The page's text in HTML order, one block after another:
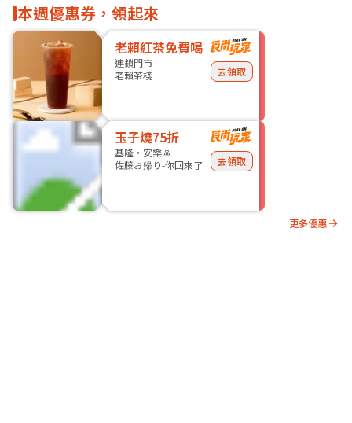
本週優惠券，領起來
老賴紅茶免費喝
連鎖門市
老賴茶棧
去領取
玉子燒75折
基隆・安樂區
佐藤お帰り-你回來了
去領取
更多優惠